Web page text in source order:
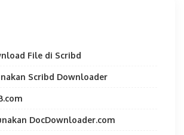
File di Scribd
Scribd Downloader
DocDownloader.com